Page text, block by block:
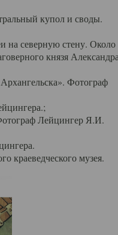
купол и своды.
на северную стену. Около
князя Александра
Фотограф
Лейцингер Я.И.
краеведческого музея.